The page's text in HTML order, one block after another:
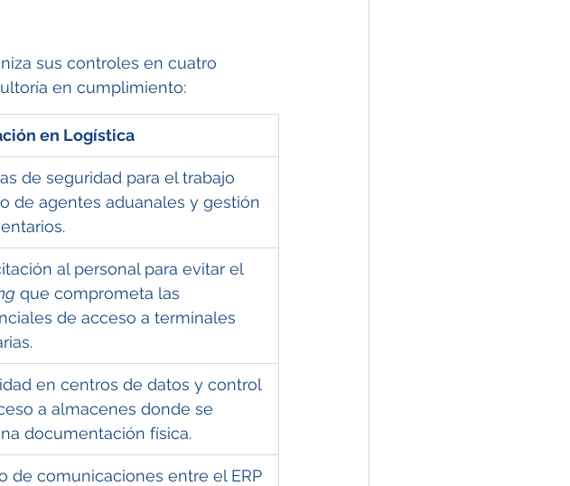
sus controles en cuatro
en cumplimiento:
en Logística
de seguridad para el trabajo
de agentes aduanales y gestión
al personal para evitar el
que comprometa las
de acceso a terminales
en centros de datos y control
a almacenes donde se
documentación física.
de comunicaciones entre el ERP